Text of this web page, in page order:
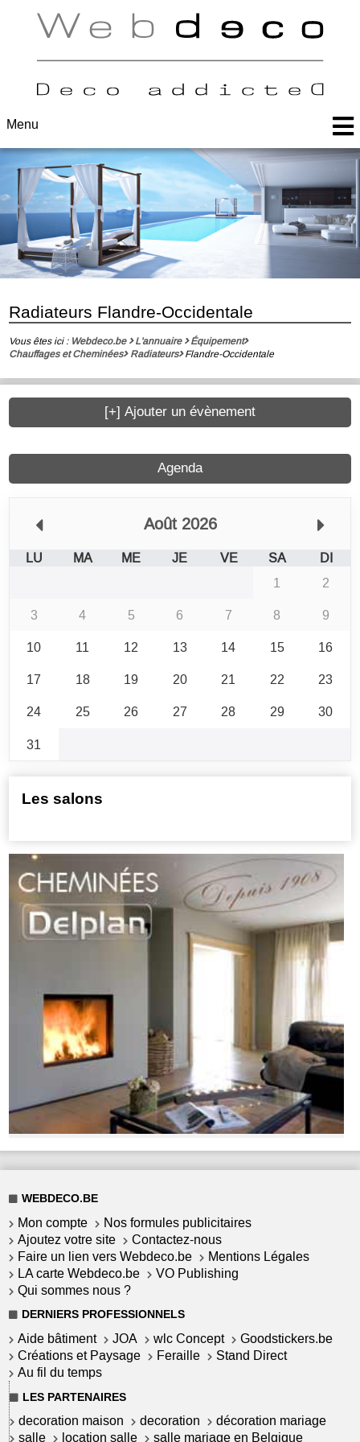
Menu
Radiateurs Flandre-Occidentale
Vous êtes ici : Webdeco.be L'annuaire
Équipement
Chauffages et Cheminées
Radiateurs Flandre-Occidentale
Agenda
Août 2026
LU MA ME JE VE SA
DI
1
2
3
4 5 6 7 8
9
10
11 12 13 14 15
16
17
18 19 20 21 22
23
24
25 26 27 28 29
30
31
[+] Ajouter un évènement
Les salons
WEBDECO.BE
Mon compte
Nos formules publicitaires
Ajoutez votre site
Contactez-nous
Faire un lien vers Webdeco.be
Mentions Légales
LA carte Webdeco.be
VO Publishing
Qui sommes nous ?
DERNIERS PROFESSIONNELS
Aide bâtiment JOA wlc Concept
Goodstickers.be
Créations et Paysage
Feraille
Stand Direct
Au fil du temps
LES PARTENAIRES
decoration maison decoration
décoration mariage
salle
location salle salle mariage en Belgique